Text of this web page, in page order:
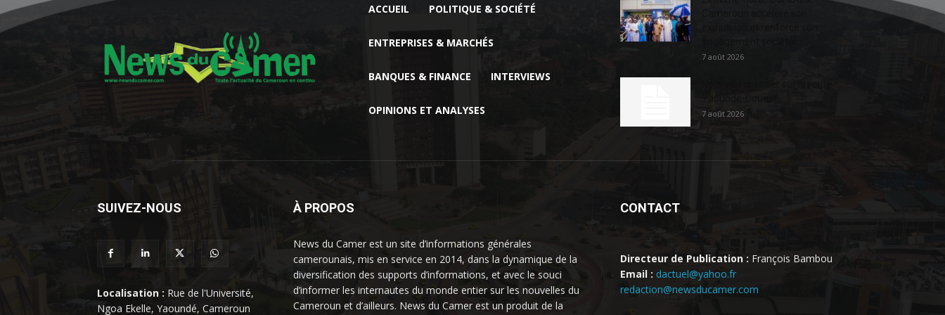
ACCUEIL POLITIQUE & SOCIÉTÉ
ENTREPRISES & MARCHÉS
BANQUES & FINANCE INTERVIEWS
OPINIONS ET ANALYSES
7 août 2026
7 août 2026
SUIVEZ-NOUS
Localisation : Rue de l'Université,
Ngoa Ekelle, Yaoundé, Cameroun
À PROPOS
News du Camer est un site d’informations générales
camerounais, mis en service en 2014, dans la dynamique de la
diversification des supports d’informations, et avec le souci
d’informer les internautes du monde entier sur les nouvelles du
Cameroun et d’ailleurs. News du Camer est un produit de la
CONTACT
Directeur de Publication : François Bambou
Email : dactuel@yahoo.fr
redaction@newsducamer.com